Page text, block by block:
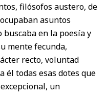
filósofos austero, de
asuntos
buscaba en la poesía y
mente fecunda,
recto, voluntad
él todas esas dotes que
un